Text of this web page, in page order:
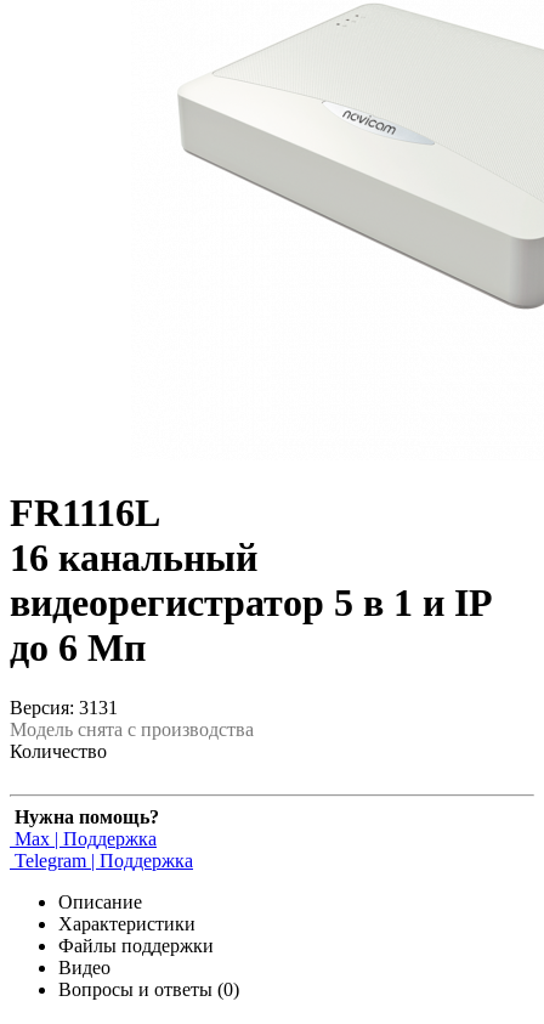
FR1116L
16 канальный
видеорегистратор 5 в 1 и IP
до 6 Мп
Версия: 3131
Модель снята с производства
Количество
Нужна помощь?
Max | Поддержка
Telegram | Поддержка
Описание
Характеристики
Файлы поддержки
Видео
Вопросы и ответы (0)